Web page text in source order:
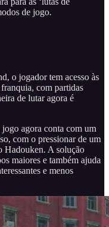
de jogo.
o jogador tem acesso às
com partidas
de lutar agora é
agora conta com um
com o pressionar de um
Hadouken. A solução
maiores e também ajuda
e menos